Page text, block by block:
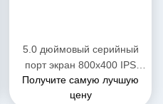
5.0 дюймовый серийный
порт экран 800x400 IPS
TFT LCD модули
совместимы с X86
Получите самую лучшую
цену